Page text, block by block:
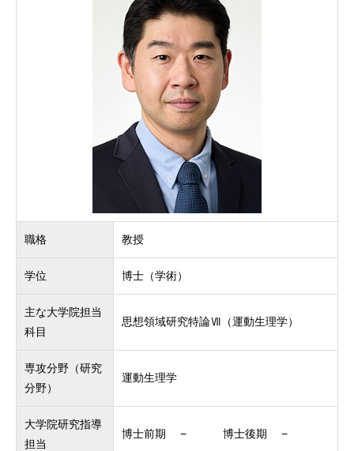
職格 教授
学位 博士（学術）
主な大学院担当
科目
思想領域研究特論Ⅶ（運動生理学）
専攻分野（研究
分野）
運動生理学
大学院研究指導
担当
博士前期 − 博士後期 −